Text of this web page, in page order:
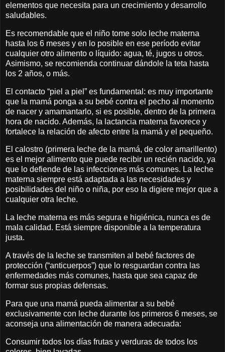
elementos que necesita para un crecimiento y desarrollo
saludables.
Es recomendable que el niño tome solo leche materna
hasta los 6 meses y en lo posible en ese período evitar
cualquier otro alimento o líquido: agua, té, jugos u otros.
Asimismo, se recomienda continuar dándole la teta hasta
los 2 años, o más.
El contacto “piel a piel” es fundamental: es muy importante
que la mamá ponga a su bebé contra el pecho al momento
de nacer y amamantarlo, si es posible, dentro de la primera
hora de nacido. Además, la lactancia materna favorece y
fortalece la relación de afecto entre la mamá y el pequeño.
El calostro (primera leche de la mamá, de color amarillento)
es el mejor alimento que puede recibir un recién nacido, ya
que lo defiende de las infecciones más comunes. La leche
materna siempre está adaptada a las necesidades y
posibilidades del niño o niña, por eso la digiere mejor que a
cualquier otra leche.
La leche materna es más segura e higiénica, nunca es de
mala calidad. Está siempre disponible a la temperatura
justa.
A través de la leche se transmiten al bebé factores de
protección (“anticuerpos”) que lo resguardan contra las
enfermedades más comunes, hasta que sea capaz de
formar sus propias defensas.
Para que una mamá pueda alimentar a su bebé
exclusivamente con leche durante los primeros 6 meses, se
aconseja una alimentación de manera adecuada:
Consumir todos los días frutas y verduras de todos los